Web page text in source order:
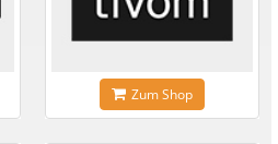
Zum Shop